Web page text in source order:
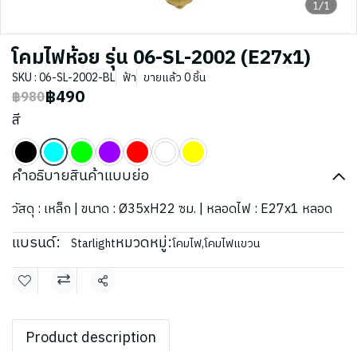
1/1
โคมไฟห้อย รุ่น 06-SL-2002 (E27x1)
SKU : 06-SL-2002-BL ฟ้า ขายแล้ว 0 ชิ้น
฿980฿490
สี
คำอธิบายสินค้าแบบย่อ
วัสดุ : เหล็ก | ขนาด : Ø35xH22 ซม. | หลอดไฟ : E27x1 หลอด
แบรนด์: Starlightหมวดหมู่:โคมไฟ,โคมไฟแขวน
แชร์
Product description